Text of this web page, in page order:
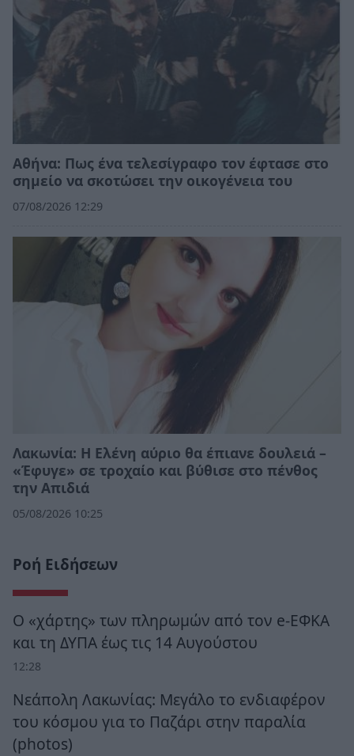
Αθήνα: Πως ένα τελεσίγραφο τον έφτασε στο
σημείο να σκοτώσει την οικογένεια του
07/08/2026 12:29
Λακωνία: Η Ελένη αύριο θα έπιανε δουλειά –
«Έφυγε» σε τροχαίο και βύθισε στο πένθος
την Απιδιά
05/08/2026 10:25
Ροή Ειδήσεων
Ο «χάρτης» των πληρωμών από τον e-ΕΦΚΑ
και τη ΔΥΠΑ έως τις 14 Αυγούστου
12:28
Νεάπολη Λακωνίας: Μεγάλο το ενδιαφέρον
του κόσμου για το Παζάρι στην παραλία
(photos)